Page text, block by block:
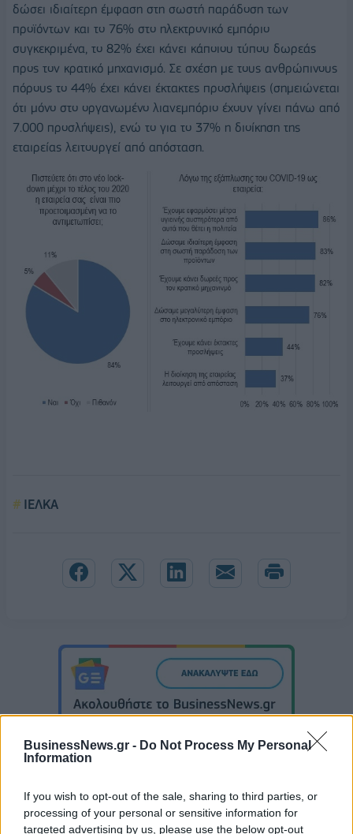
BusinessNews.gr - Do Not Process My Personal
Information
If you wish to opt-out of the sale, sharing to third parties, or
processing of your personal or sensitive information for
targeted advertising by us, please use the below opt-out
δώσει ιδιαίτερη έμφαση στη σωστή παράδοση των
προϊόντων και το 76% στο ηλεκτρονικό εμπόριο
συγκεκριμένα, το 82% έχει κάνει κάποιου τύπου δωρεάς
προς τον κρατικό μηχανισμό. Σε σχέση με τους ανθρώπινους
πόρους το 44% έχει κάνει έκτακτες προσλήψεις (σημειώνεται
ότι μόνο στο οργανωμένο λιανεμπόριο έχουν γίνει πάνω από
7.000 προσλήψεις), ενώ το για το 37% η διοίκηση της
εταιρείας λειτουργεί από απόσταση.
ΙΕΛΚΑ
Ουκρανία: Με Μίχαϊλιουκ και Λεν κόντρα στην Ελλάδα